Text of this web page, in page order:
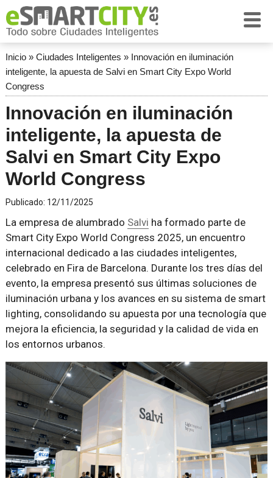
Inicio» Ciudades Inteligentes » Innovación en iluminación
inteligente, la apuesta de Salvi en Smart City Expo World
Congress
Innovación en iluminación
inteligente, la apuesta de
Salvi en Smart City Expo
World Congress
Publicado: 12/11/2025
La empresa de alumbrado Salvi ha formado parte de
Smart City Expo World Congress 2025, un encuentro
internacional dedicado a las ciudades inteligentes,
celebrado en Fira de Barcelona. Durante los tres días del
evento, la empresa presentó sus últimas soluciones de
iluminación urbana y los avances en su sistema de smart
lighting, consolidando su apuesta por una tecnología que
mejora la eficiencia, la seguridad y la calidad de vida en
los entornos urbanos.